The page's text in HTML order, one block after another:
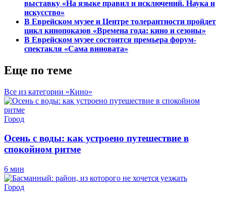
выставку «На языке правил и исключений. Наука и
искусство»
В Еврейском музее и Центре толерантности пройдет
цикл кинопоказов «Времена года: кино и сезоны»
В Еврейском музее состоится премьера форум-
спектакля «Сама виновата»
Еще по теме
Все из категории «Кино»
Город
Осень с воды: как устроено путешествие в
спокойном ритме
6 мин
Город